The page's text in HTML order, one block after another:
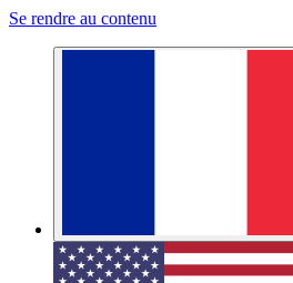
Se rendre au contenu